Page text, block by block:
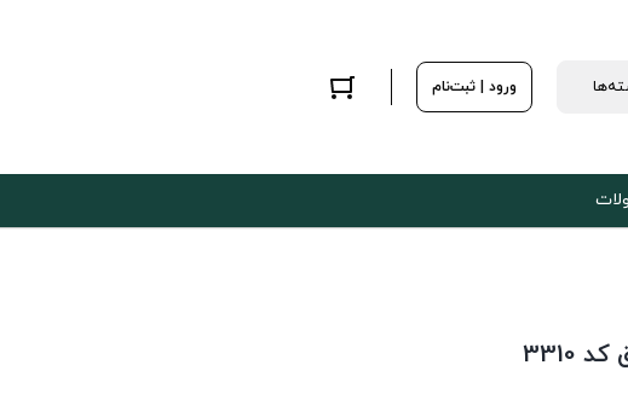
ورود | ثبت‌نام